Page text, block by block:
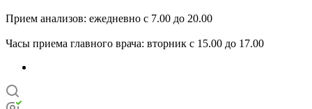
Прием анализов: ежедневно с 7.00 до 20.00
Часы приема главного врача: вторник с 15.00 до 17.00